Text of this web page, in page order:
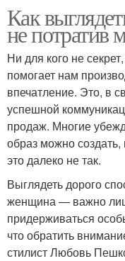
Как
не потратив
Ни для кого не
помогает нам
впечатление. Это, в
успешной
продаж. Многие
образ можно
это далеко не так.
Выглядеть дорого
женщина — важно
придерживаться
что обратить
стилист Любовь